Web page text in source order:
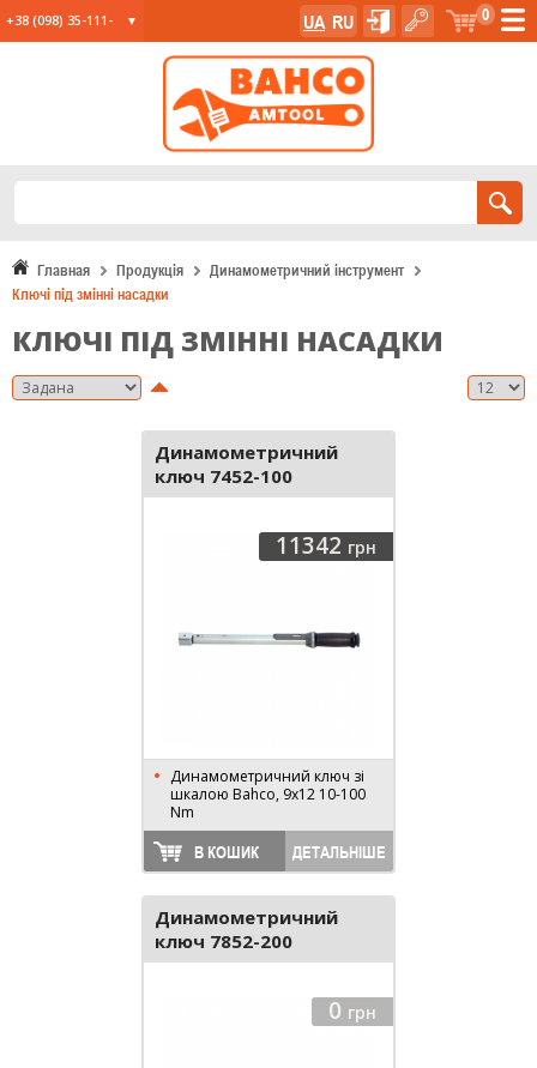
+38 (098) 35-111- 0
UA RU
Главная Продукція
Динамометричний інструмент
Ключі під змінні насадки
КЛЮЧІ ПІД ЗМІННІ НАСАДКИ
Динамометричний
ключ 7452-100
11342 грн
Динамометричний ключ зі
шкалою Bahco, 9х12 10-100
Nm
В КОШИК ДЕТАЛЬНІШЕ
Динамометричний
ключ 7852-200
0 грн